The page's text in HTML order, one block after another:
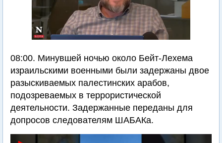
08:00. Минувшей ночью около Бейт-Лехема
израильскими военными были задержаны двое
разыскиваемых палестинских арабов,
подозреваемых в террористической
деятельности. Задержанные переданы для
допросов следователям ШАБАКа.